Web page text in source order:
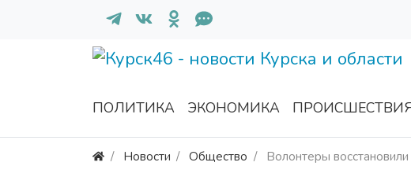
ПОЛИТИКА ЭКОНОМИКА
Новости Общество Волонтеры